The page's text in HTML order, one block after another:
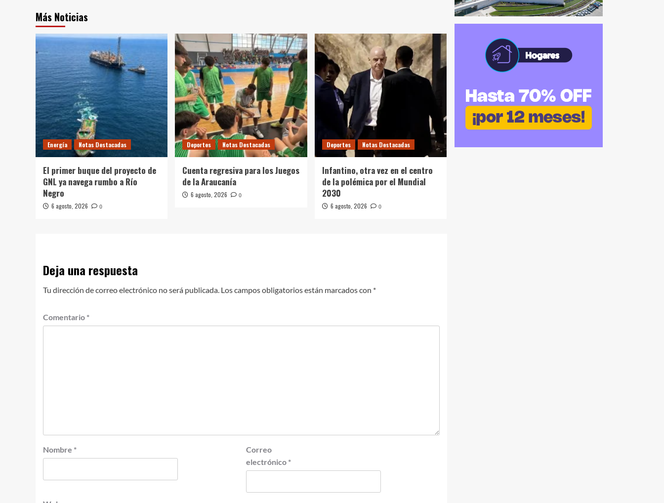
Más Noticias
Energía Notas Destacadas
El primer buque del proyecto de
GNL ya navega rumbo a Río
Negro
6 agosto, 2026 0
Deportes Notas Destacadas
Cuenta regresiva para los Juegos
de la Araucanía
6 agosto, 2026 0
Deportes Notas Destacadas
Infantino, otra vez en el centro
de la polémica por el Mundial
2030
6 agosto, 2026 0
Deja una respuesta
Tu dirección de correo electrónico no será publicada. Los campos obligatorios están marcados con *
Comentario *
Nombre *
Correo
electrónico *